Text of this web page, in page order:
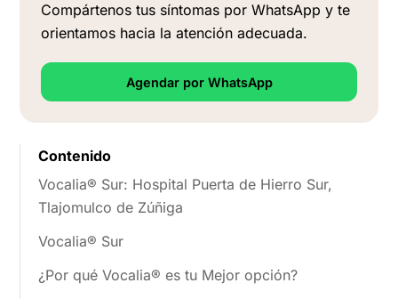
Compártenos tus síntomas por WhatsApp y te
orientamos hacia la atención adecuada.
Agendar por WhatsApp
Contenido
Vocalia® Sur: Hospital Puerta de Hierro Sur,
Tlajomulco de Zúñiga
Vocalia® Sur
¿Por qué Vocalia® es tu Mejor opción?